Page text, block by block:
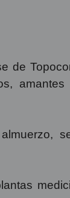
de